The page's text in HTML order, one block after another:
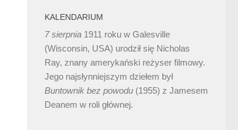
KALENDARIUM
7 sierpnia 1911 roku w Galesville
(Wisconsin, USA) urodził się Nicholas
Ray, znany amerykański reżyser filmowy.
Jego najsłynniejszym dziełem był
Buntownik bez powodu (1955) z Jamesem
Deanem w roli głównej.